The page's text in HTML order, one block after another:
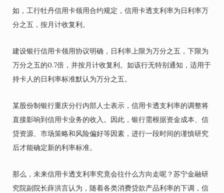
如，工行牡丹信用卡领用合约规定，信用卡透支利率为日利率万
分之五，按月计收复利。
建设银行信用卡领用协议明确，日利率上限为万分之五，下限为
万分之五的0.7倍，并按月计收复利。如该行无特别通知，适用于
持卡人的日利率标准默认为万分之五。
某股份制银行重庆分行内部人士表示，信用卡透支利率的调整将
直接影响到信用卡业务的收入。因此，银行需根据资金成本、信
贷资源、市场策略和风险偏好等因素，进行一段时间的谨慎研究
后才能确定新的利率标准。
那么，未来信用卡透支利率究竟会往什么方向走呢？苏宁金融研
究院副院长薛洪言认为，随着各类消费贷款产品利率的下调，信